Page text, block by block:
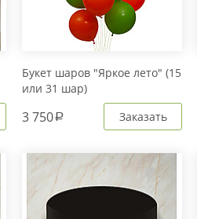
Букет шаров "Яркое лето" (15
или 31 шар)
3 750a Заказать